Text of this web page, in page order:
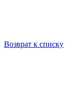
Возврат к списку